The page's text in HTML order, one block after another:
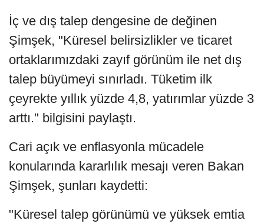
İç ve dış talep dengesine de değinen
Şimşek, "Küresel belirsizlikler ve ticaret
ortaklarımızdaki zayıf görünüm ile net dış
talep büyümeyi sınırladı. Tüketim ilk
çeyrekte yıllık yüzde 4,8, yatırımlar yüzde 3
arttı." bilgisini paylaştı.
Cari açık ve enflasyonla mücadele
konularında kararlılık mesajı veren Bakan
Şimşek, şunları kaydetti:
"Küresel talep görünümü ve yüksek emtia